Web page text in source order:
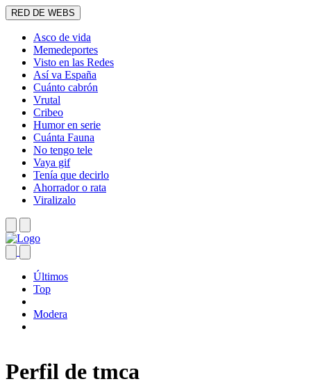
RED DE WEBS
Asco de vida
Memedeportes
Visto en las Redes
Así va España
Cuánto cabrón
Vrutal
Cribeo
Humor en serie
Cuánta Fauna
No tengo tele
Vaya gif
Tenía que decirlo
Ahorrador o rata
Viralizalo
Últimos
Top
Modera
Perfil de tmca